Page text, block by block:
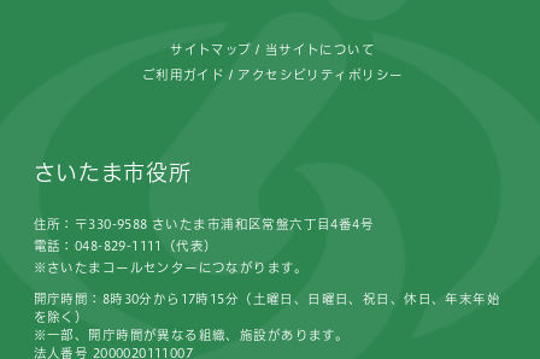
サイトマップ 当サイトについて
ご利用ガイド アクセシビリティポリシー
さいたま市役所
住所：〒330-9588 さいたま市浦和区常盤六丁目4番4号
電話：048-829-1111（代表）
※さいたまコールセンターにつながります。
開庁時間：8時30分から17時15分（土曜日、日曜日、祝日、休日、年末年始
を除く）
※一部、開庁時間が異なる組織、施設があります。
法人番号 2000020111007